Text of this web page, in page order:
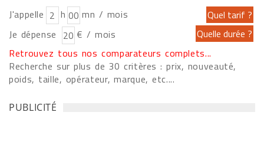
J'appelle h
mn / mois
Je dépense
€ / mois
Retrouvez tous nos comparateurs complets...
Recherche sur plus de 30 critères : prix, nouveauté,
poids, taille, opérateur, marque, etc....
PUBLICITÉ